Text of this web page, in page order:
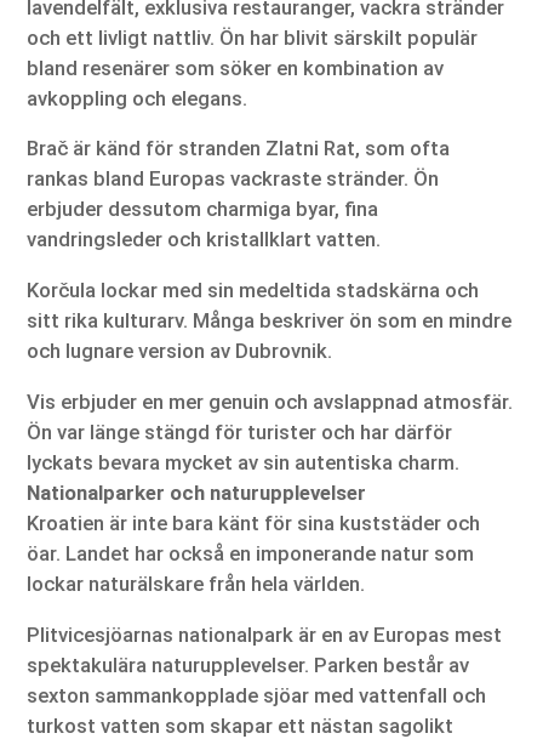
lavendelfält, exklusiva restauranger, vackra stränder
och ett livligt nattliv. Ön har blivit särskilt populär
bland resenärer som söker en kombination av
avkoppling och elegans.
Brač är känd för stranden Zlatni Rat, som ofta
rankas bland Europas vackraste stränder. Ön
erbjuder dessutom charmiga byar, fina
vandringsleder och kristallklart vatten.
Korčula lockar med sin medeltida stadskärna och
sitt rika kulturarv. Många beskriver ön som en mindre
och lugnare version av Dubrovnik.
Vis erbjuder en mer genuin och avslappnad atmosfär.
Ön var länge stängd för turister och har därför
lyckats bevara mycket av sin autentiska charm.
Nationalparker och naturupplevelser
Kroatien är inte bara känt för sina kuststäder och
öar. Landet har också en imponerande natur som
lockar naturälskare från hela världen.
Plitvicesjöarnas nationalpark är en av Europas mest
spektakulära naturupplevelser. Parken består av
sexton sammankopplade sjöar med vattenfall och
turkost vatten som skapar ett nästan sagolikt